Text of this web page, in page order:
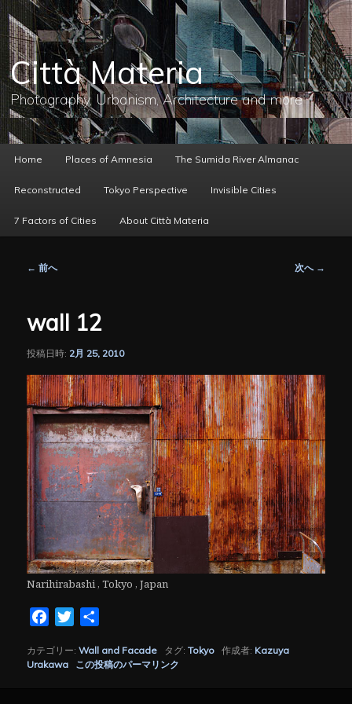
メ
イ
ン
コ
ン
テ
ン
へ
移
動
Città Materia
Photography, Urbanism, Architecture and more
ー
Home Places of Amnesia The Sumida River Almanac
Reconstructed Tokyo Perspective Invisible Cities
7 Factors of Cities About Città Materia
ゲ
シ
ン
← 前へ 次へ →
wall 12
投稿日時: 2月 25, 2010
Narihirabashi , Tokyo , Japan
FacebookTwitter
カテゴリー:Wall and Facade タグ:Tokyo 作成者: Kazuya
Urakawa
この投稿のパーマリンク